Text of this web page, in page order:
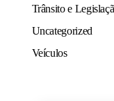
Trânsito e
Uncategorized
Veículos